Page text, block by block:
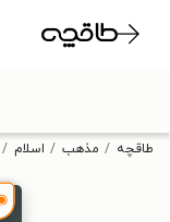
طاقچه مذهب اسلام